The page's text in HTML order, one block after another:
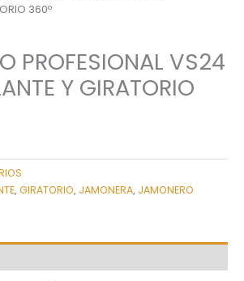
360º
PROFESIONAL VS24
Y GIRATORIO
,GIRATORIO, JAMONERA, JAMONERO